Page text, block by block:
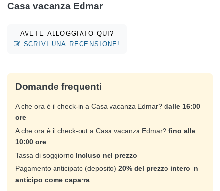
Casa vacanza Edmar
AVETE ALLOGGIATO QUI?
SCRIVI UNA RECENSIONE!
Domande frequenti
A che ora è il check-in a Casa vacanza Edmar? dalle 16:00
ore
A che ora è il check-out a Casa vacanza Edmar? fino alle
10:00 ore
Tassa di soggiorno Incluso nel prezzo
Pagamento anticipato (deposito) 20% del prezzo intero in
anticipo come caparra